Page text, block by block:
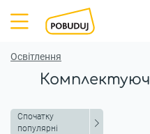
Освітлення
Спочатку
популярні